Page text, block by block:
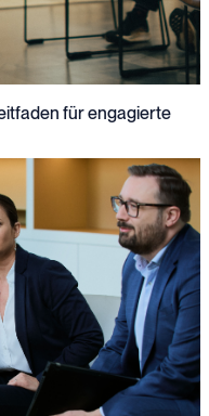
für engagierte